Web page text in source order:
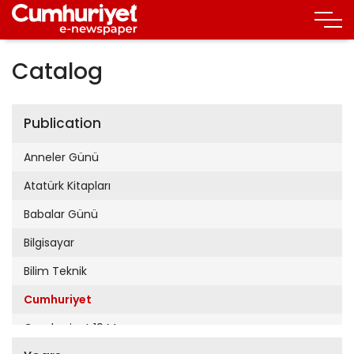
Catalog
Publication
Anneler Günü
Atatürk Kitapları
Babalar Günü
Bilgisayar
Bilim Teknik
Cumhuriyet
Cumhuriyet 19 Mayıs